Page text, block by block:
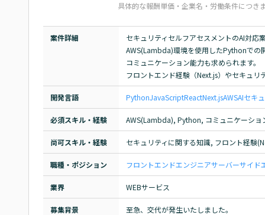
具体的な報酬単価・企業名・労働条件につき
案件詳細
セキュリティセルフアセスメントのAI対応
AWS(Lambda)環境を使用したPythonでの
コミュニケーション能力も求められます。
フロントエンド経験（Next.js）やセキュリ
開発言語 PythonJavaScriptReactNext.jsAWSAIセキ
必須スキル・経験 AWS(Lambda), Python, コミュニケーショ
尚可スキル・経験 セキュリティに関する知識, フロント経験
職種・ポジション フロントエンドエンジニアサーバーサイド
業界 WEBサービス
募集背景
至急、交代が発生いたしました。